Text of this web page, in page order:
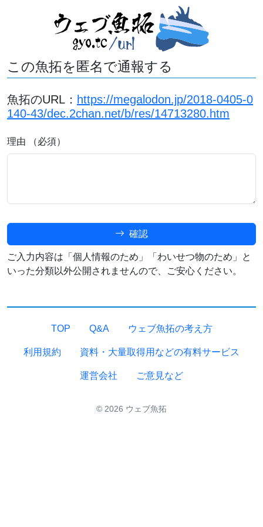
この魚拓を匿名で通報する
魚拓のURL： https://megalodon.jp/2018-0405-0
140-43/dec.2chan.net/b/res/14713280.htm
理由 （必須）
確認
ご入力内容は「個人情報のため」「わいせつ物のため」と
いった分類以外公開されませんので、ご安心ください。
TOP Q&A ウェブ魚拓の考え方
利用規約 資料・大量取得用などの有料サービス
運営会社 ご意見など
© 2026 ウェブ魚拓